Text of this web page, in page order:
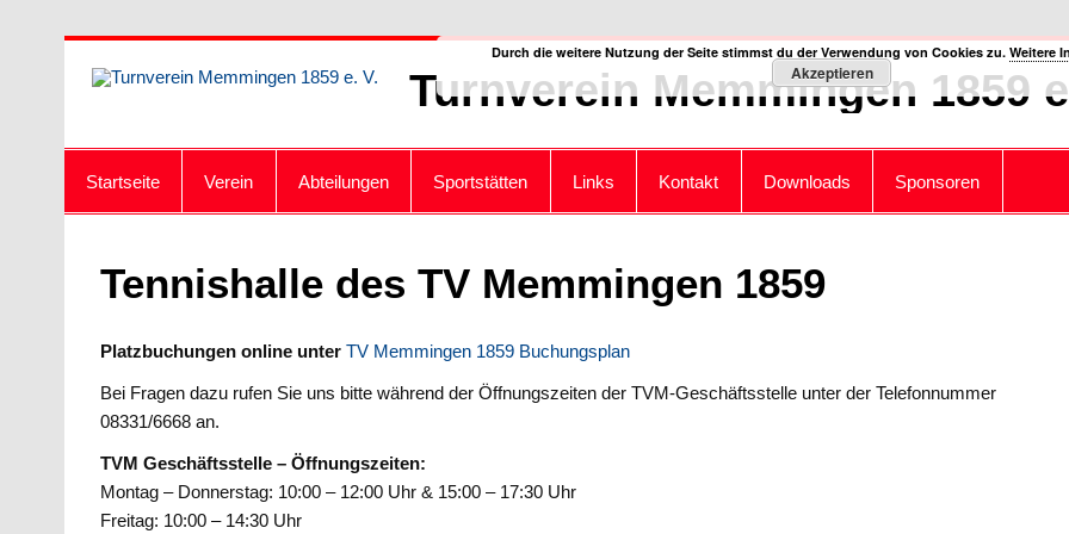
Turnverein Memmingen 1859
Startseite Verein Abteilungen Sportstätten Links Kontakt Downloads Sponsoren
Tennishalle des TV Memmingen 1859
Platzbuchungen online unterTV Memmingen 1859 Buchungsplan
Bei Fragen dazu rufen Sie uns bitte während der Öffnungszeiten der TVM-Geschäftsstelle unter der Telefonnummer
08331/6668 an.
TVM Geschäftsstelle – Öffnungszeiten:
Montag – Donnerstag: 10:00 – 12:00 Uhr & 15:00 – 17:30 Uhr
Freitag: 10:00 – 14:30 Uhr
Durch die weitere Nutzung der Seite stimmst du der Verwendung von Cookies zu. Weitere
Akzeptieren